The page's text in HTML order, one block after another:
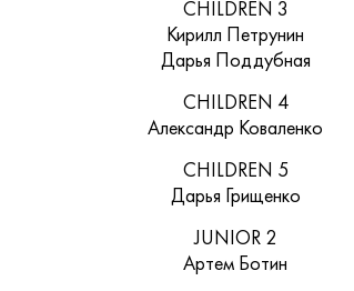
CHILDREN 3
Кирилл Петрунин
Дарья Поддубная
CHILDREN 4
Александр Коваленко
CHILDREN 5
Дарья Грищенко
JUNIOR 2
Артем Ботин